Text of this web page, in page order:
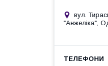
вул.
"Анжеліка",